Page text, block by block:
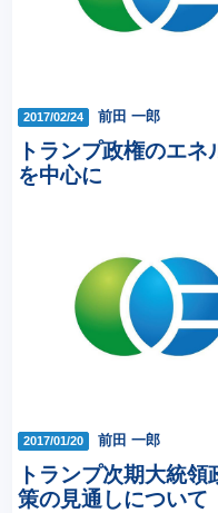
2017/02/24 前田 一郎
トランプ政権のエ
を中心に
2017/01/20 前田 一郎
トランプ次期大統
策の見通しについて